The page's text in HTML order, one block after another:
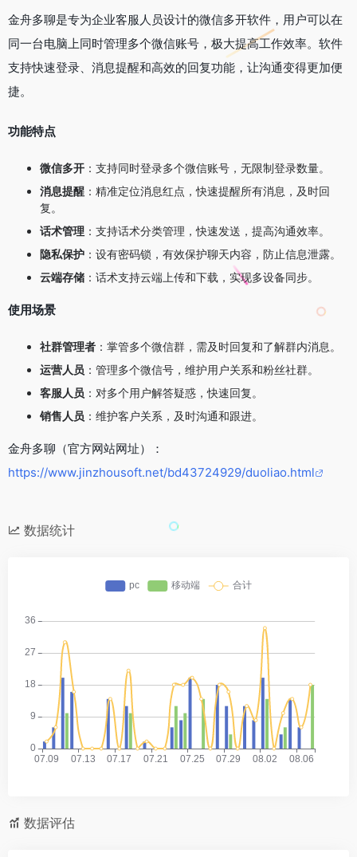
金舟多聊是专为企业客服人员设计的微信多开软件，用户可以在
同一台电脑上同时管理多个微信账号，极大提高工作效率。软件
支持快速登录、消息提醒和高效的回复功能，让沟通变得更加便
捷。
功能特点
微信多开 ：支持同时登录多个微信账号，无限制登录数量。
消息提醒 ：精准定位消息红点，快速提醒所有消息，及时回
复。
话术管理 ：支持话术分类管理，快速发送，提高沟通效率。
隐私保护 ：设有密码锁，有效保护聊天内容，防止信息泄露。
云端存储 ：话术支持云端上传和下载，实现多设备同步。
使用场景
社群管理者 ：掌管多个微信群，需及时回复和了解群内消息。
运营人员 ：管理多个微信号，维护用户关系和粉丝社群。
客服人员 ：对多个用户解答疑惑，快速回复。
销售人员 ：维护客户关系，及时沟通和跟进。
金舟多聊（官方网站网址）：
https://www.jinzhousoft.net/bd43724929/duoliao.html
数据统计
数据评估